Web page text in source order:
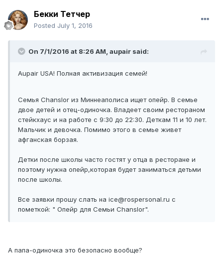
Бекки Тетчер
Posted July 1, 2016
On 7/1/2016 at 8:26 AM, aupair said:
Aupair USA! Полная активизация семей!
Семья Chanslor из Миннеаполиса ищет опейр. В семье
двое детей и отец-одиночка. Владеет своим рестораном
стейкхаус и на работе с 9:30 до 22:30. Деткам 11 и 10 лет.
Мальчик и девочка. Помимо этого в семье живет
афганская борзая.
Детки после школы часто гостят у отца в ресторане и
поэтому нужна опейр,которая будет заниматься детьми
после школы.
Все заявки прошу слать на ice@rospersonal.ru с
пометкой: " Опейр для Семьи Chanslor".
А папа-одиночка это безопасно вообще?